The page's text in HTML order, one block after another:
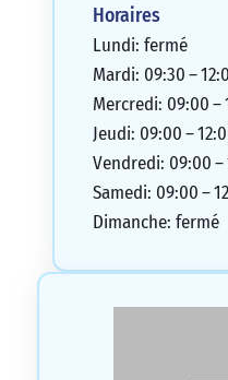
Horaires
Lundi: fermé
Mardi: 09:30 –
Mercredi: 09:00 –
Jeudi: 09:00 –
Vendredi: 09:00 –
Samedi: 09:00 –
Dimanche: fermé